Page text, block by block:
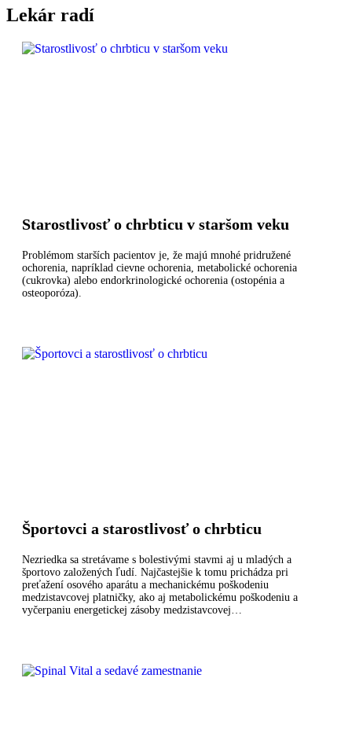
Lekár radí
Starostlivosť o chrbticu v staršom veku
Problémom starších pacientov je, že majú mnohé pridružené
ochorenia, napríklad cievne ochorenia, metabolické ochorenia
(cukrovka) alebo endorkrinologické ochorenia (ostopénia a
osteoporóza).
Športovci a starostlivosť o chrbticu
Nezriedka sa stretávame s bolestivými stavmi aj u mladých a
športovo založených ľudí. Najčastejšie k tomu prichádza pri
preťažení osového aparátu a mechanickému poškodeniu
medzistavcovej platničky, ako aj metabolickému poškodeniu a
vyčerpaniu energetickej zásoby medzistavcovej…